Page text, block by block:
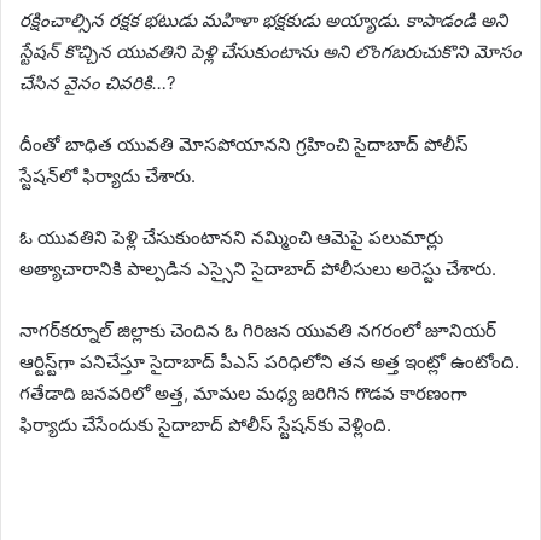
రక్షించాల్సిన రక్షక భటుడు మహిళా భక్షకుడు అయ్యాడు. కాపాడండి అని
స్టేషన్ కొచ్చిన యువతిని పెళ్లి చేసుకుంటాను అని లొంగబరుచుకొని మోసం
చేసిన వైనం చివరికి…?
దీంతో బాధిత యువతి మోసపోయానని గ్రహించి సైదాబాద్ పోలీస్
స్టేషన్‎లో ఫిర్యాదు చేశారు.
ఓ యువతిని పెళ్లి చేసుకుంటానని నమ్మించి ఆమెపై పలుమార్లు
అత్యాచారానికి పాల్పడిన ఎస్సైని సైదాబాద్‌ పోలీసులు అరెస్టు చేశారు.
నాగర్‌కర్నూల్‌ జిల్లాకు చెందిన ఓ గిరిజన యువతి నగరంలో జూనియర్‌
ఆర్టిస్ట్‎గా పనిచేస్తూ సైదాబాద్‌ పీఎస్‌ పరిధిలోని తన అత్త ఇంట్లో ఉంటోంది.
గతేడాది జనవరిలో అత్త, మామల మధ్య జరిగిన గొడవ కారణంగా
ఫిర్యాదు చేసేందుకు సైదాబాద్‌ పోలీస్ స్టేషన్‎కు వెళ్లింది.